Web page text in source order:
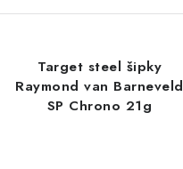
Target steel šipky
Raymond van Barneveld
SP Chrono 21g